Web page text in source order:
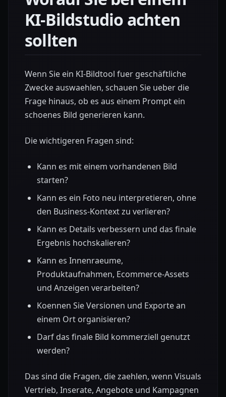
KI-Bildstudio achten
sollten
Wenn Sie ein KI-Bildtool fuer geschäftliche
Zwecke auswaehlen, schauen Sie ueber die
Frage hinaus, ob es aus einem Prompt ein
schoenes Bild generieren kann.
Die wichtigeren Fragen sind:
Kann es mit einem vorhandenen Bild
starten?
Kann es ein Foto neu interpretieren, ohne
den Business-Kontext zu verlieren?
Kann es Details verbessern und das finale
Ergebnis hochskalieren?
Kann es Innenraeume,
Produktaufnahmen, Ecommerce-Assets
und Anzeigen verarbeiten?
Koennen Sie Versionen und Exporte an
einem Ort organisieren?
Darf das finale Bild kommerziell genutzt
werden?
Das sind die Fragen, die zaehlen, wenn Visuals
Vertrieb, Inserate, Angebote und Kampagnen